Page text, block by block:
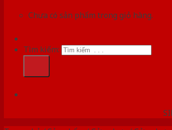
Chưa có sản phẩm trong giỏ hàng.
Tìm kiếm: